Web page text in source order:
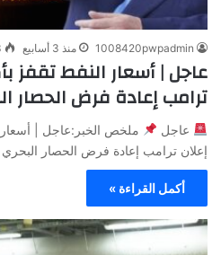
1008420pwpadmin منذ 3 أسابيع
ترامب إعادة فرض الحصار
عاجل
إعلان ترامب إعادة فرض الحصار
أكمل القراءة »